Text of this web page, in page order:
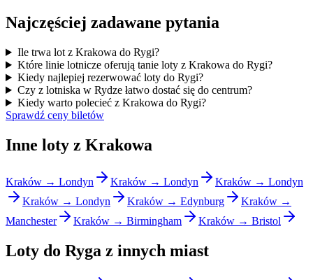
Najczęściej zadawane pytania
Ile trwa lot z Krakowa do Rygi?
Które linie lotnicze oferują tanie loty z Krakowa do Rygi?
Kiedy najlepiej rezerwować loty do Rygi?
Czy z lotniska w Rydze łatwo dostać się do centrum?
Kiedy warto polecieć z Krakowa do Rygi?
Sprawdź ceny biletów
Inne loty z Krakowa
Kraków → Londyn Kraków → Londyn
Kraków → Londyn
Kraków → Londyn
Kraków → Edynburg
Kraków →
Manchester
Kraków → Birmingham Kraków → Bristol
Loty do Ryga z innych miast